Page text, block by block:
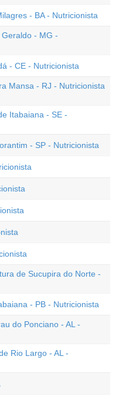
- BA - Nutricionista
- MG -
- CE - Nutricionista
Mansa - RJ - Nutricionista
Itabaiana - SE -
- SP - Nutricionista
de Sucupira do Norte -
- PB - Nutricionista
do Ponciano - AL -
Rio Largo - AL -